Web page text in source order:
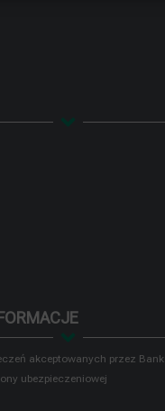
akceptowanych przez Bank
ubezpieczeniowej